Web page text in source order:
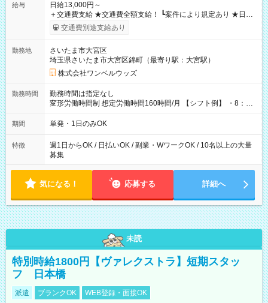
給与
日給13,000円～
＋交通費支給 ★交通費全額支給！ ┗案件により規定あり ★日払
いOK！（規定あり） ┗働いたその日に現金GET♪ お仕事後はコ
ンビニATMから 日払い分を引き落とせます！ 【試用期間】試
交通費別途支給あり
勤務地
さいたま市大宮区
埼玉県さいたま市大宮区錦町（最寄り駅：大宮駅）
株式会社ワンベルウッズ
勤務時間
勤務時間は指定なし
変形労働時間制 想定労働時間160時間/月 【シフト例】 ・8：00
～21：00
期間 単発・1日のみOK
特徴
週1日からOK / 日払いOK / 副業・WワークOK / 10名以上の大量
募集
気になる！ 応募する 詳細へ
未読
特別時給1800円【ヴァレクストラ】短期スタッ
フ 日本橋
派遣 ブランクOK WEB登録・面接OK